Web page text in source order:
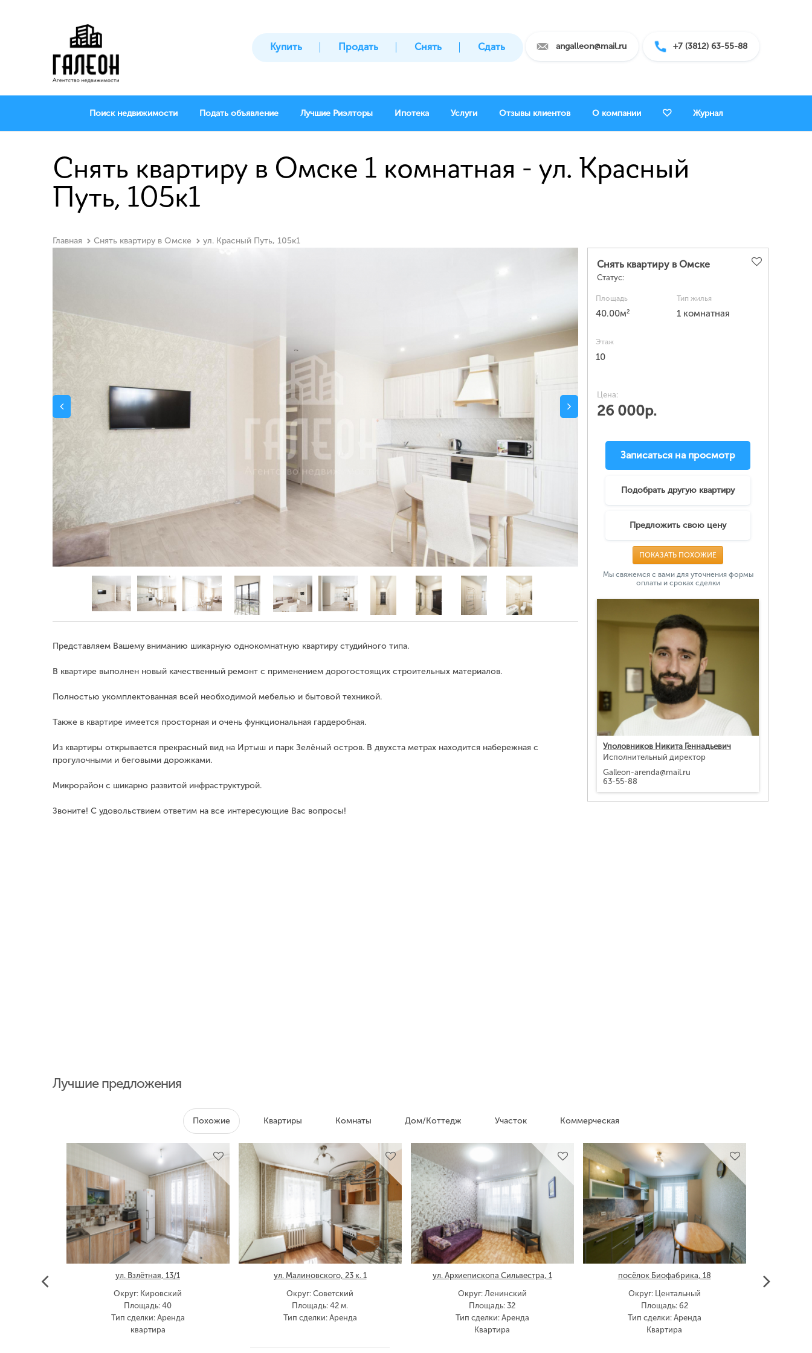
angalleon@mail.ru +7 (3812) 63-55-88
Купить Продать Снять Сдать
Поиск недвижимости Подать объявление Лучшие Риэлторы Ипотека Услуги Отзывы клиентов О компании Журнал
Снять квартиру в Омске 1 комнатная - ул. Красный
Путь, 105к1
Главная Снять квартиру в Омске ул. Красный Путь, 105к1
Представляем Вашему вниманию шикарную однокомнатную квартиру студийного типа.
В квартире выполнен новый качественный ремонт с применением дорогостоящих строительных материалов.
Полностью укомплектованная всей необходимой мебелью и бытовой техникой.
Также в квартире имеется просторная и очень функциональная гардеробная.
Из квартиры открывается прекрасный вид на Иртыш и парк Зелёный остров. В двухста метрах находится набережная с
прогулочными и беговыми дорожками.
Микрорайон с шикарно развитой инфраструктурой.
Звоните! С удовольствием ответим на все интересующие Вас вопросы!
Снять квартиру в Омске
Статус:
Площадь
40.00м2
Тип жилья
1 комнатная
Этаж
10
Цена:
26 000р.
Записаться на просмотр
Подобрать другую квартиру
Предложить свою цену
ПОКАЗАТЬ ПОХОЖИЕ
Мы свяжемся с вами для уточнения формы
оплаты и сроках сделки
Уполовников Никита Геннадьевич
Исполнительный директор
Galleon-arenda@mail.ru
63-55-88
Лучшие предложения
Похожие Квартиры Комнаты Дом/Коттедж Участок Коммерческая
ул. Взлётная, 13/1
Округ: Кировский
Площадь: 40
Тип сделки: Аренда
квартира
ул. Малиновского, 23 к. 1
Округ: Советский
Площадь: 42 м.
Тип сделки: Аренда
ул. Архиепископа Сильвестра, 1
Округ: Ленинский
Площадь: 32
Тип сделки: Аренда
Квартира
посёлок Биофабрика, 18
Округ: Центальный
Площадь: 62
Тип сделки: Аренда
Квартира